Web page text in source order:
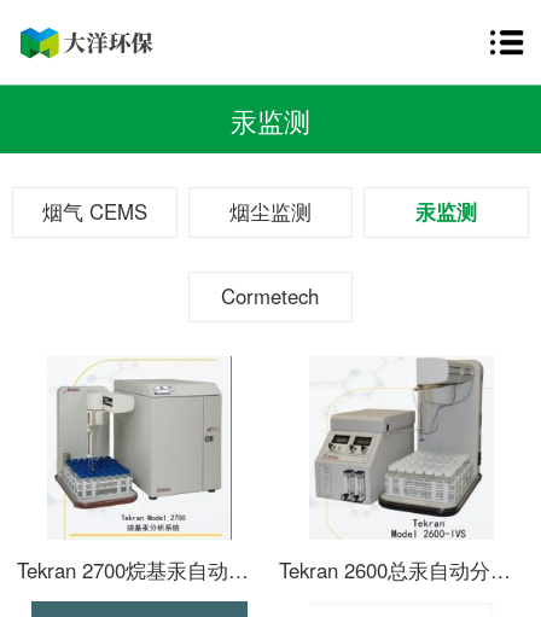
汞监测
烟气 CEMS 烟尘监测 汞监测
Cormetech
Tekran 2700烷基汞自动分析仪 Tekran 2600总汞自动分析仪